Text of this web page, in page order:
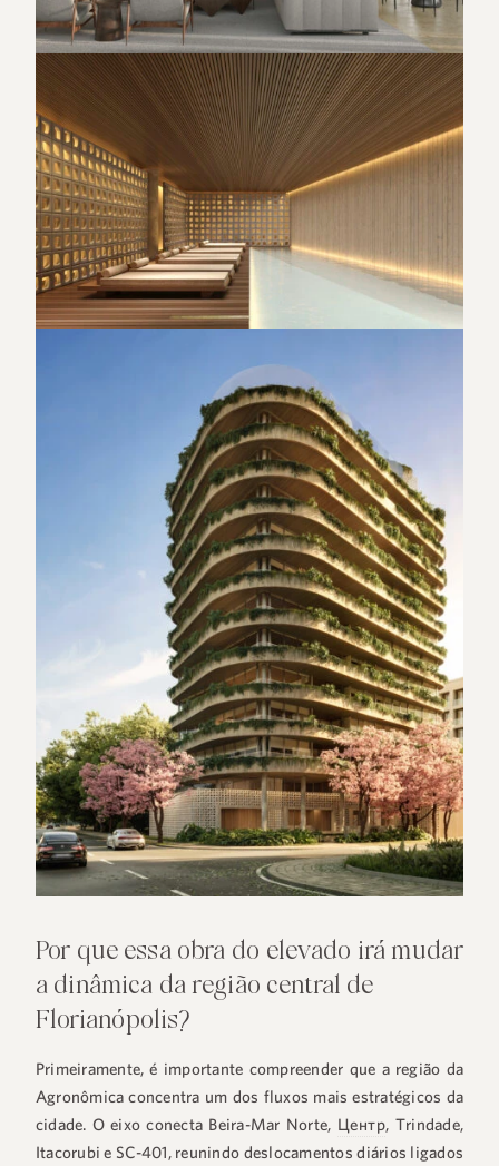
Por que essa obra do elevado irá mudar
a dinâmica da região central de
Florianópolis?
Primeiramente, é importante compreender que a região da
Agronômica concentra um dos fluxos mais estratégicos da
cidade. O eixo conecta Beira-Mar Norte, Центр, Trindade,
Itacorubi e SC-401, reunindo deslocamentos diários ligados